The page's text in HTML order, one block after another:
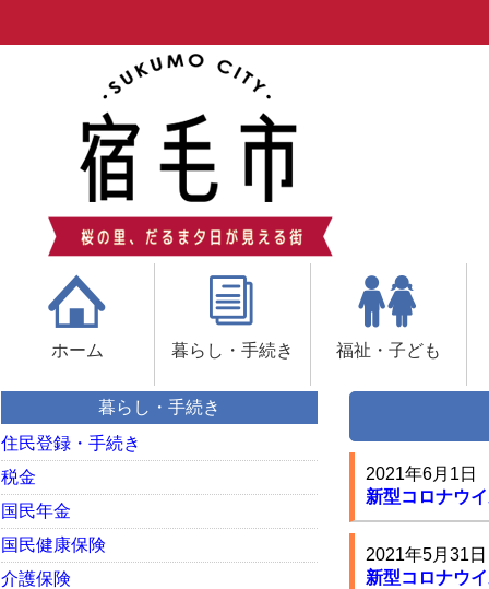
ホーム 暮らし・手続き 福祉・子ども
2021年6月1日
新型コロナウ
2021年5月31日
新型コロナウ
暮らし・手続き
住民登録・手続き
税金
国民年金
国民健康保険
介護保険